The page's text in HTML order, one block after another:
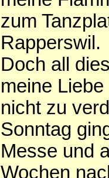
zum
Rapperswil.
Doch all
meine
nicht zu
Sonntag
Messe und
Wochen